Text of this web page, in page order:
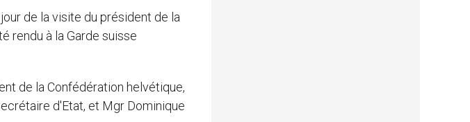
de la visite du président de la
rendu à la Garde suisse
de la Confédération helvétique,
d'Etat, et Mgr Dominique